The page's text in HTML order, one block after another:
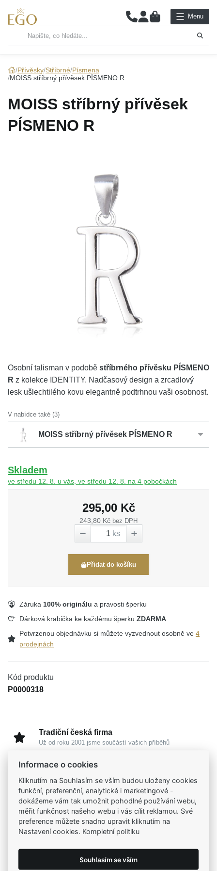
0 Menu
Hlavní kategorie
ŘETÍZKY
NÁRAMKY
Česko
Přívěsky Stříbrné Písmena
MOISS stříbrný přívěsek PÍSMENO R
MOISS stříbrný přívěsek
PÍSMENO R
Osobní talisman v podobě stříbrného přívěsku PÍSMENO
R z kolekce IDENTITY. Nadčasový design a zrcadlový
lesk ušlechtilého kovu elegantně podtrhnou vaši osobnost.
V nabídce také (3)
MOISS stříbrný přívěsek PÍSMENO R
Skladem
ve středu 12. 8. u vás, ve středu 12. 8. na 4 pobočkách
295,00 Kč
243,80 Kč bez DPH
ks
Přidat do košíku
Záruka 100% originálu a pravosti šperku
Dárková krabička ke každému šperku ZDARMA
Potvrzenou objednávku si můžete vyzvednout osobně ve 4
prodejnách
Kód produktu
P0000318
Tradiční česká firma
Už od roku 2001 jsme součástí vašich příběhů
Na našem e-shopu máte výběr z tisíců šperků
Garance vysoké kvality
Certifikáty původu a kvality k vybraným šperkům
Kamenné prodejny
Zastavte se do jedné z našich4 prodejen
Informace o cookies
Kliknutím na Souhlasím se vším budou uloženy cookies
funkční, preferenční, analytické i marketingové -
dokážeme vám tak umožnit pohodlné používání webu,
měřit funkčnost našeho webu i vás cílit reklamou. Své
preference můžete snadno upravit kliknutím na
Nastavení cookies. Kompletní politiku
Souhlasím se vším